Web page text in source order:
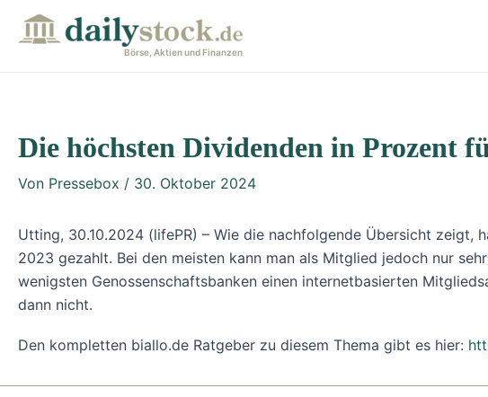
Inhalt
Börse, Aktien und Finanzen
Die höchsten Dividenden in Prozent
Von Pressebox / 30. Oktober 2024
Utting, 30.10.2024 (lifePR) – Wie die nachfolgende Übersicht zeigt,
2023 gezahlt. Bei den meisten kann man als Mitglied jedoch nur
wenigsten Genossenschaftsbanken einen internetbasierten
dann nicht.
Den kompletten biallo.de Ratgeber zu diesem Thema gibt es hier:
navigation